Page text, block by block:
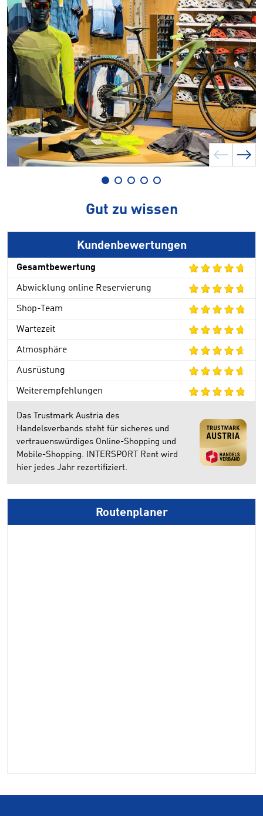
Gut zu wissen
Kundenbewertungen
Gesamtbewertung
Abwicklung online Reservierung
Shop-Team
Wartezeit
Atmosphäre
Ausrüstung
Weiterempfehlungen
Das Trustmark Austria des
Handelsverbands steht für sicheres und
vertrauenswürdiges Online-Shopping und
Mobile-Shopping. INTERSPORT Rent wird
hier jedes Jahr rezertifiziert.
Routenplaner